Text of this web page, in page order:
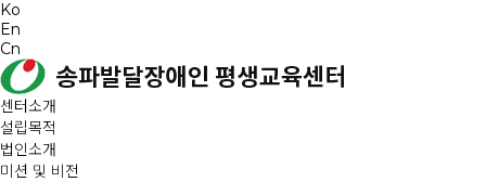
Ko
En
Cn
센터소개
설립목적
법인소개
미션 및 비전